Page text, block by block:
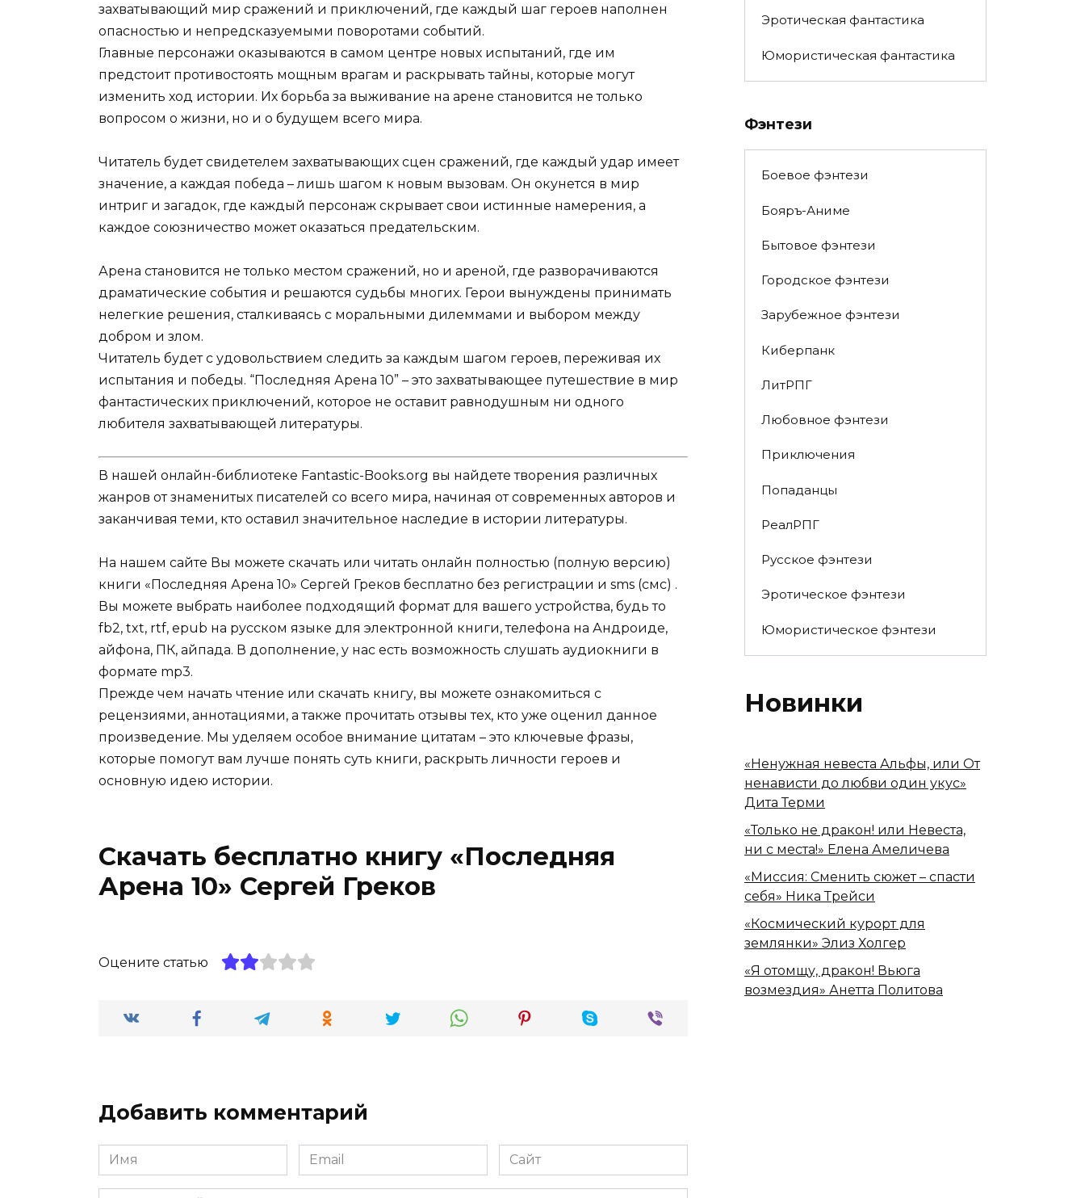
захватывающий мир сражений и приключений, где каждый шаг героев наполнен
опасностью и непредсказуемыми поворотами событий.
Главные персонажи оказываются в самом центре новых испытаний, где им
предстоит противостоять мощным врагам и раскрывать тайны, которые могут
изменить ход истории. Их борьба за выживание на арене становится не только
вопросом о жизни, но и о будущем всего мира.
Читатель будет свидетелем захватывающих сцен сражений, где каждый удар имеет
значение, а каждая победа – лишь шагом к новым вызовам. Он окунется в мир
интриг и загадок, где каждый персонаж скрывает свои истинные намерения, а
каждое союзничество может оказаться предательским.
Арена становится не только местом сражений, но и ареной, где разворачиваются
драматические события и решаются судьбы многих. Герои вынуждены принимать
нелегкие решения, сталкиваясь с моральными дилеммами и выбором между
добром и злом.
Читатель будет с удовольствием следить за каждым шагом героев, переживая их
испытания и победы. “Последняя Арена 10” – это захватывающее путешествие в мир
фантастических приключений, которое не оставит равнодушным ни одного
любителя захватывающей литературы.
В нашей онлайн-библиотеке Fantastic-Books.org вы найдете творения различных
жанров от знаменитых писателей со всего мира, начиная от современных авторов и
заканчивая теми, кто оставил значительное наследие в истории литературы.
На нашем сайте Вы можете скачать или читать онлайн полностью (полную версию)
книги «Последняя Арена 10» Сергей Греков бесплатно без регистрации и sms (смс) .
Вы можете выбрать наиболее подходящий формат для вашего устройства, будь то
fb2, txt, rtf, epub на русском языке для электронной книги, телефона на Андроиде,
айфона, ПК, айпада. В дополнение, у нас есть возможность слушать аудиокниги в
формате mp3.
Прежде чем начать чтение или скачать книгу, вы можете ознакомиться с
рецензиями, аннотациями, а также прочитать отзывы тех, кто уже оценил данное
произведение. Мы уделяем особое внимание цитатам – это ключевые фразы,
которые помогут вам лучше понять суть книги, раскрыть личности героев и
основную идею истории.
Скачать бесплатно книгу «Последняя
Арена 10» Сергей Греков
Оцените статью
Добавить комментарий
Имя
*
Email
*
Сайт
Эротическая фантастика
Юмористическая фантастика
Фэнтези
Боевое фэнтези
Бояръ-Аниме
Бытовое фэнтези
Городское фэнтези
Зарубежное фэнтези
Киберпанк
ЛитРПГ
Любовное фэнтези
Приключения
Попаданцы
РеалРПГ
Русское фэнтези
Эротическое фэнтези
Юмористическое фэнтези
Новинки
«Ненужная невеста Альфы, или От
ненависти до любви один укус»
Дита Терми
«Только не дракон! или Невеста,
ни с места!» Елена Амеличева
«Миссия: Сменить сюжет – спасти
себя» Ника Трейси
«Космический курорт для
землянки» Элиз Холгер
«Я отомщу, дракон! Вьюга
возмездия» Анетта Политова